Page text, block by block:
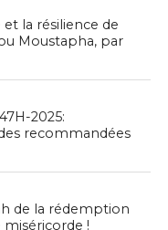
et la résilience de
Moustapha, par
2025:
recommandées
de la rédemption
miséricorde !